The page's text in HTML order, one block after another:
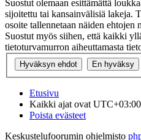
Suostut olemaan esittämättä
sijoitettu tai kansainvälisiä lakeja.
osoite tallennetaan näiden
Suostut myös siihen, että kaikki
tietoturvamurron aiheuttamasta
Etusivu
Kaikki ajat ovat UTC+03:00
Poista evästeet
Keskustelufoorumin ohjelmisto